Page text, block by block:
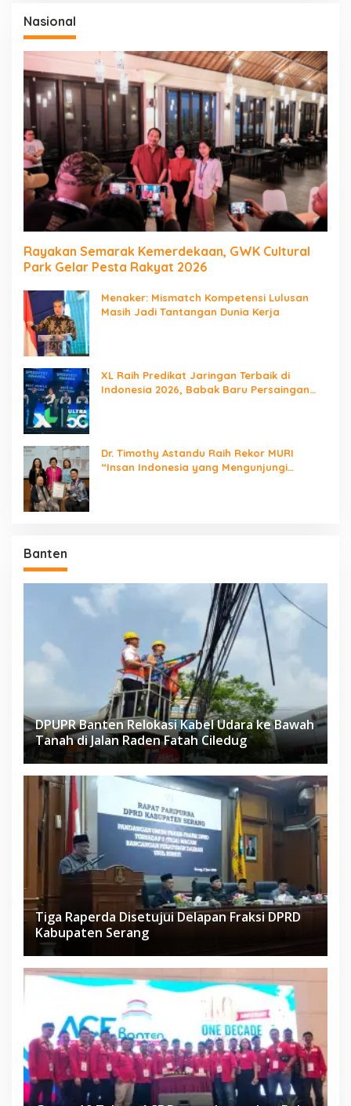
Nasional
Rayakan Semarak Kemerdekaan, GWK Cultural
Park Gelar Pesta Rakyat 2026
Menaker: Mismatch Kompetensi Lulusan
Masih Jadi Tantangan Dunia Kerja
XL Raih Predikat Jaringan Terbaik di
Indonesia 2026, Babak Baru Persaingan
Dr. Timothy Astandu Raih Rekor MURI
“Insan Indonesia yang Mengunjungi
Banten
DPUPR Banten Relokasi Kabel Udara ke Bawah
Tanah di Jalan Raden Fatah Ciledug
Tiga Raperda Disetujui Delapan Fraksi DPRD
Kabupaten Serang